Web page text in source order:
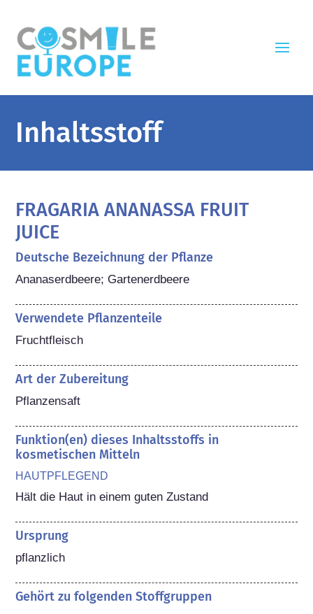
Inhaltsstoff
FRAGARIA ANANASSA FRUIT
JUICE
Deutsche Bezeichnung der Pflanze
Ananaserdbeere; Gartenerdbeere
Verwendete Pflanzenteile
Fruchtfleisch
Art der Zubereitung
Pflanzensaft
Funktion(en) dieses Inhaltsstoffs in
kosmetischen Mitteln
HAUTPFLEGEND
Hält die Haut in einem guten Zustand
Ursprung
pflanzlich
Gehört zu folgenden Stoffgruppen